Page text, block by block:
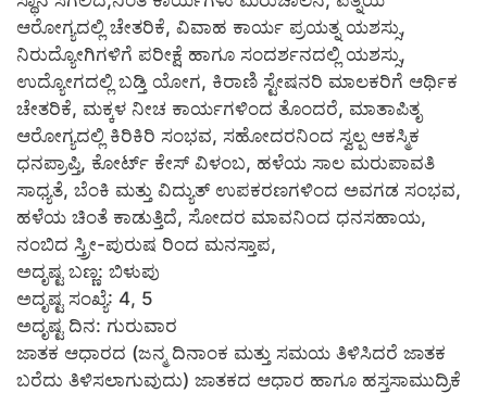
ಆರೋಗ್ಯದಲ್ಲಿ ಚೇತರಿಕೆ, ವಿವಾಹ ಕಾರ್ಯ ಪ್ರಯತ್ನ ಯಶಸ್ಸು,
ನಿರುದ್ಯೋಗಿಗಳಿಗೆ ಪರೀಕ್ಷೆ ಹಾಗೂ ಸಂದರ್ಶನದಲ್ಲಿ ಯಶಸ್ಸು,
ಉದ್ಯೋಗದಲ್ಲಿ ಬಡ್ತಿ ಯೋಗ, ಕಿರಾಣಿ ಸ್ಟೇಷನರಿ ಮಾಲಕರಿಗೆ ಆರ್ಥಿಕ
ಚೇತರಿಕೆ, ಮಕ್ಕಳ ನೀಚ ಕಾರ್ಯಗಳಿಂದ ತೊಂದರೆ, ಮಾತಾಪಿತೃ
ಆರೋಗ್ಯದಲ್ಲಿ ಕಿರಿಕಿರಿ ಸಂಭವ, ಸಹೋದರನಿಂದ ಸ್ವಲ್ಪ ಆಕಸ್ಮಿಕ
ಧನಪ್ರಾಪ್ತಿ, ಕೋರ್ಟ್ ಕೇಸ್ ವಿಳಂಬ, ಹಳೆಯ ಸಾಲ ಮರುಪಾವತಿ
ಸಾಧ್ಯತೆ, ಬೆಂಕಿ ಮತ್ತು ವಿದ್ಯುತ್ ಉಪಕರಣಗಳಿಂದ ಅವಗಡ ಸಂಭವ,
ಹಳೆಯ ಚಿಂತೆ ಕಾಡುತ್ತಿದೆ, ಸೋದರ ಮಾವನಿಂದ ಧನಸಹಾಯ,
ನಂಬಿದ ಸ್ತ್ರೀ-ಪುರುಷ ರಿಂದ ಮನಸ್ತಾಪ,
ಅದೃಷ್ಟ ಬಣ್ಣ: ಬಿಳುಪು
ಅದೃಷ್ಟ ಸಂಖ್ಯೆ: 4, 5
ಅದೃಷ್ಟ ದಿನ: ಗುರುವಾರ
ಜಾತಕ ಆಧಾರದ (ಜನ್ಮ ದಿನಾಂಕ ಮತ್ತು ಸಮಯ ತಿಳಿಸಿದರೆ ಜಾತಕ
ಬರೆದು ತಿಳಿಸಲಾಗುವುದು) ಜಾತಕದ ಆಧಾರ ಹಾಗೂ ಹಸ್ತಸಾಮುದ್ರಿಕೆ